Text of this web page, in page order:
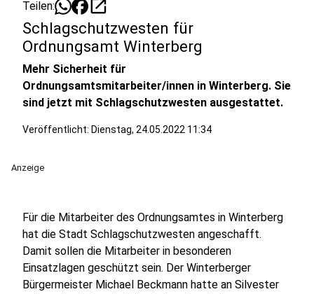
Teilen: open_in_new
Schlagschutzwesten für
Ordnungsamt Winterberg
Mehr Sicherheit für
Ordnungsamtsmitarbeiter/innen in Winterberg. Sie
sind jetzt mit Schlagschutzwesten ausgestattet.
Veröffentlicht: Dienstag, 24.05.2022 11:34
Anzeige
Für die Mitarbeiter des Ordnungsamtes in Winterberg
hat die Stadt Schlagschutzwesten angeschafft.
Damit sollen die Mitarbeiter in besonderen
Einsatzlagen geschützt sein. Der Winterberger
Bürgermeister Michael Beckmann hatte an Silvester